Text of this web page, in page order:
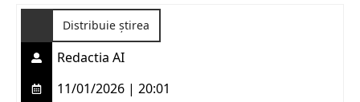
Distribuie știrea
Redactia AI
11/01/2026 | 20:01